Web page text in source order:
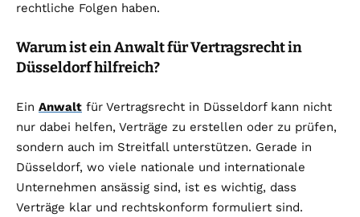
rechtliche Folgen haben.
Warum ist ein Anwalt für Vertragsrecht in
Düsseldorf hilfreich?
Ein Anwalt für Vertragsrecht in Düsseldorf kann nicht
nur dabei helfen, Verträge zu erstellen oder zu prüfen,
sondern auch im Streitfall unterstützen. Gerade in
Düsseldorf, wo viele nationale und internationale
Unternehmen ansässig sind, ist es wichtig, dass
Verträge klar und rechtskonform formuliert sind.